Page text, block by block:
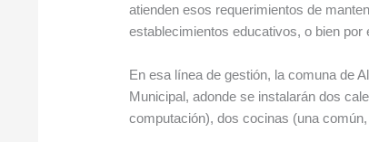
atienden esos requerimientos de
establecimientos educativos, o bien
En esa línea de gestión, la comuna de
Municipal, adonde se instalarán dos
computación), dos cocinas (una